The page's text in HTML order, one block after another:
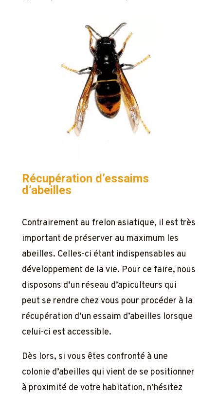
Récupération d’essaims
d’abeilles
Contrairement au frelon asiatique, il est très
important de préserver au maximum les
abeilles. Celles-ci étant indispensables au
développement de la vie. Pour ce faire, nous
disposons d’un réseau d’apiculteurs qui
peut se rendre chez vous pour procéder à la
récupération d’un essaim d’abeilles lorsque
celui-ci est accessible.
Dès lors, si vous êtes confronté à une
colonie d’abeilles qui vient de se positionner
à proximité de votre habitation, n’hésitez